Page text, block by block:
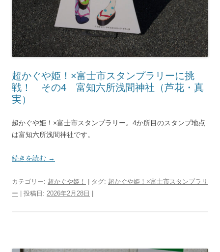
超かぐや姫！×富士市スタンプラリーに挑
戦！ その4 富知六所浅間神社（芦花・真
実）
超かぐや姫！×富士市スタンプラリー。4か所目のスタンプ地点
は富知六所浅間神社です。
続きを読む →
カテゴリー: 超かぐや姫！ | タグ: 超かぐや姫！×富士市スタンプラリ
ー | 投稿日: 2026年2月28日 |